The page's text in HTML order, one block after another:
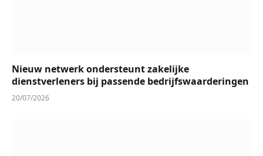
Nieuw netwerk ondersteunt zakelijke
dienstverleners bij passende bedrijfswaarderingen
20/07/2026